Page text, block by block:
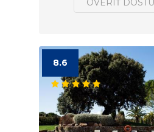
OVERIŤ
8.6